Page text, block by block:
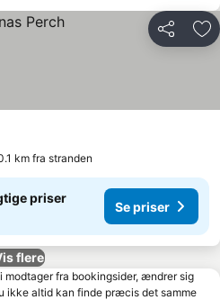
Del
km fra stranden
priser
Se priser
flere
modtager fra bookingsider, ændrer sig
ikke altid kan finde præcis det samme